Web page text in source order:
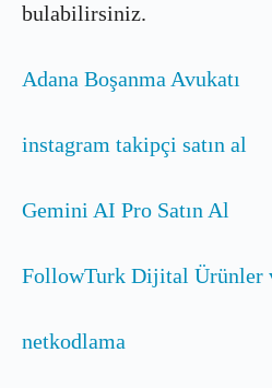
bulabilirsiniz.
Adana Boşanma Avukatı
instagram takipçi satın al
Gemini AI Pro Satın Al
FollowTurk Dijital Ürünler
netkodlama